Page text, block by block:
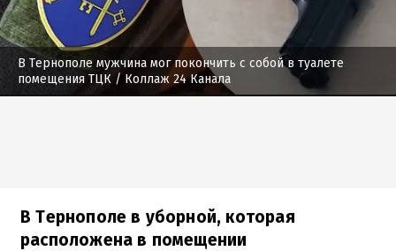
В Тернополе мужчина мог покончить с собой в туалете
помещения ТЦК / Коллаж 24 Канала
В Тернополе в уборной, которая
расположена в помещении